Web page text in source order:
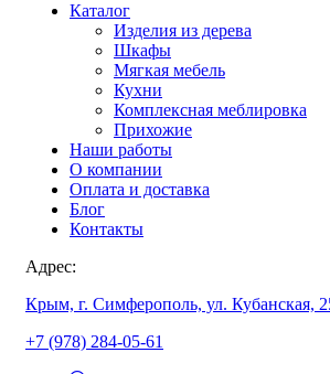
Каталог
Изделия из дерева
Шкафы
Мягкая мебель
Кухни
Комплексная меблировка
Прихожие
Наши работы
О компании
Оплата и доставка
Блог
Контакты
Адрес:
Крым, г. Симферополь, ул. Кубанская,
+7 (978) 284-05-61